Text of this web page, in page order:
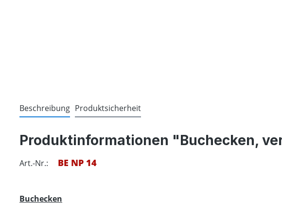
Beschreibung Produktsicherheit
Produktinformationen "Buchecken,
Art.-Nr.: BE NP 14
Buchecken